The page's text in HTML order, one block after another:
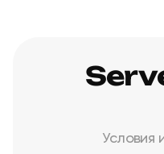
Условия